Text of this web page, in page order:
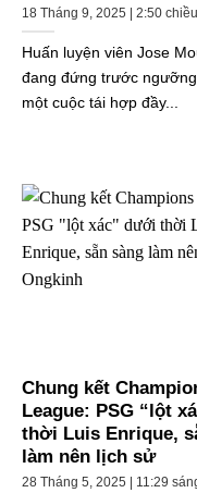
18 Tháng 9, 2025 | 2:50 chiều
Huấn luyện viên Jose
đang đứng trước
một cuộc tái hợp đầy...
Chung kết
League: PSG “lột
thời Luis Enrique,
làm nên lịch sử
28 Tháng 5, 2025 | 11:29